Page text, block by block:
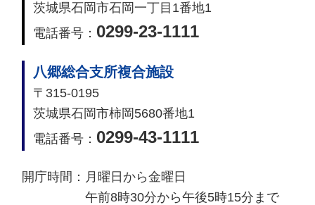
茨城県石岡市石岡一丁目1番地1
電話番号： 0299-23-1111
八郷総合支所複合施設
〒315-0195
茨城県石岡市柿岡5680番地1
電話番号： 0299-43-1111
開庁時間： 月曜日から金曜日
午前8時30分から午後5時15分まで